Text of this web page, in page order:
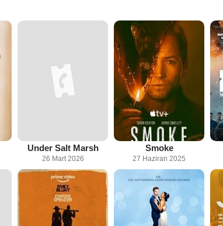
Under Salt Marsh
26 Mart 2026
Smoke
27 Haziran 2025